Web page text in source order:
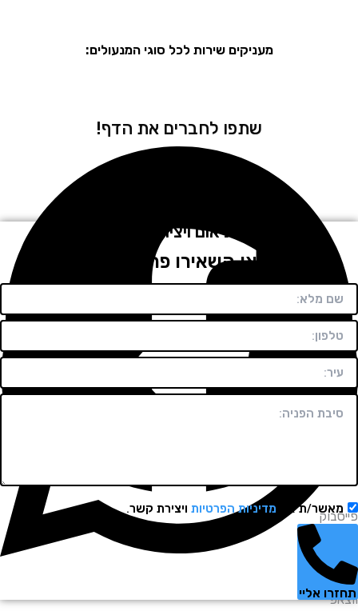
מעניקים שירות לכל סוגי המנעולים:
שתפו לחברים את הדף!
לתיאום ויצירת קשר
חייגו או השאירו פרטים בטופס!
ת אתמדיניות הפרטיותויצירת קשר.
אליי